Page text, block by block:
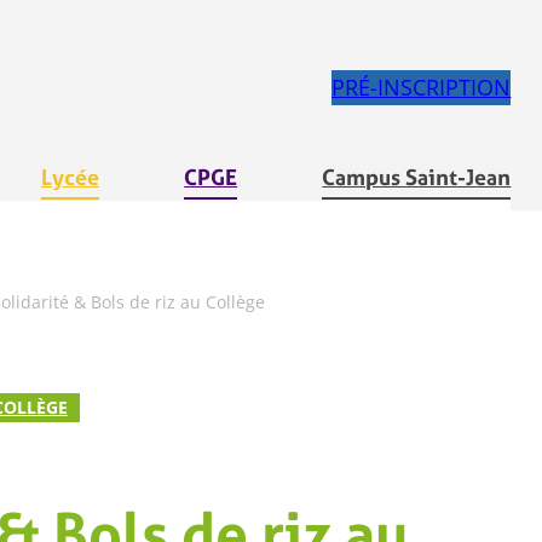
PRÉ-INSCRIPTION
Lycée CPGE Campus Saint-Jean
& Bols de riz au Collège